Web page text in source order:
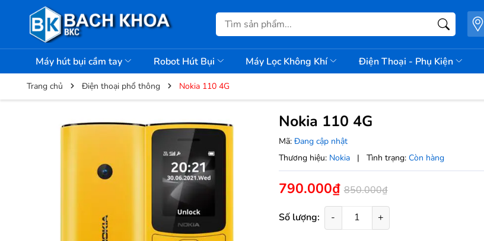
Máy hút bụi cầm tay Robot Hút Bụi Máy Lọc Không Khí Điện Thoại - Phụ Kiện
Trang chủ Điện thoại phổ thông Nokia 110 4G
Nokia 110 4G
Mã: Đang cập nhật
Thương hiệu: Nokia | Tình trạng: Còn hàng
790.000₫ 850.000₫
Số lượng: - +